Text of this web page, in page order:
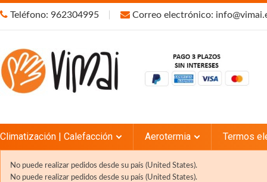
Teléfono: 962304995 Correo electrónico:
Climatización | Calefacción Aerotermia Termos
No puede realizar pedidos desde su país (United States).
No puede realizar pedidos desde su país (United States).